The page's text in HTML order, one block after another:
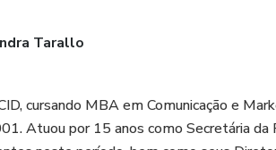
Tarallo
cursando MBA em Comunicação e
Atuou por 15 anos como Secretária da